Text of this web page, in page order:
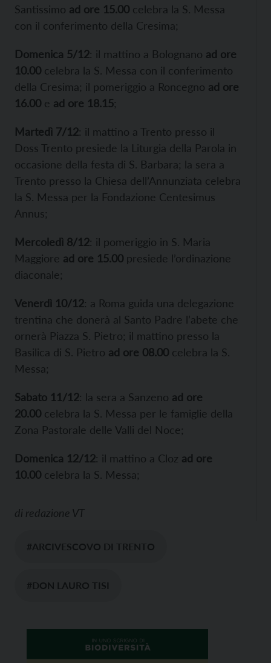
Santissimo ad ore 15.00 celebra la S. Messa
con il conferimento della Cresima;
Domenica 5/12: il mattino a Bolognano ad ore
10.00 celebra la S. Messa con il conferimento
della Cresima; il pomeriggio a Roncegno ad ore
16.00 e ad ore 18.15;
Martedì 7/12: il mattino a Trento presso il
Doss Trento presiede la Liturgia della Parola in
occasione della festa di S. Barbara; la sera a
Trento presso la Chiesa dell’Annunziata celebra
la S. Messa per la Fondazione Centesimus
Annus;
Mercoledì 8/12: il pomeriggio in S. Maria
Maggiore ad ore 15.00 presiede l’ordinazione
diaconale;
Venerdì 10/12: a Roma guida una delegazione
trentina che donerà al Santo Padre l’abete che
ornerà Piazza S. Pietro; il mattino presso la
Basilica di S. Pietro ad ore 08.00 celebra la S.
Messa;
Sabato 11/12: la sera a Sanzeno ad ore
20.00 celebra la S. Messa per le famiglie della
Zona Pastorale delle Valli del Noce;
Domenica 12/12: il mattino a Cloz ad ore
10.00 celebra la S. Messa;
di redazione VT
#ARCIVESCOVO DI TRENTO
#DON LAURO TISI